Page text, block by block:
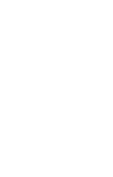
w hotelu to 15:00,